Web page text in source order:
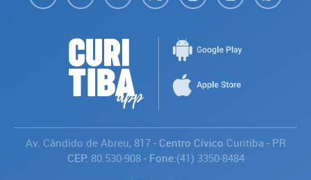
Av. Cândido de Abreu, 817- Centro Cívico Curitiba - PR
CEP: 80.530-908- Fone:(41) 3350-8484